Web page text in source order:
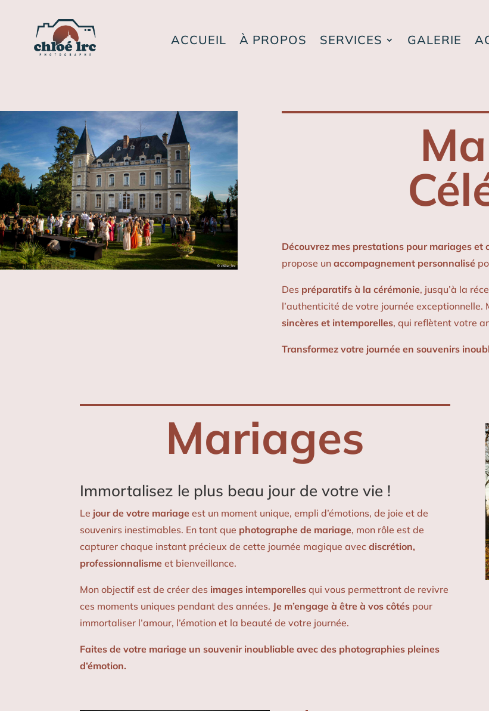
ACCUEIL À PROPOS SERVICES GALERIE
Découvrez mes prestations pour mariages et
propose un accompagnement personnalisé
Des préparatifs à la cérémonie, jusqu’à la
l’authenticité de votre journée exceptionnelle.
sincères et intemporelles, qui reflètent votre
Transformez votre journée en souvenirs
Mariages
Immortalisez le plus beau jour de votre vie !
Le jour de votre mariage est un moment unique, empli d’émotions, de joie et de
souvenirs inestimables. En tant que photographe de mariage, mon rôle est de
capturer chaque instant précieux de cette journée magique avecdiscrétion,
professionnalisme et bienveillance.
Mon objectif est de créer des images intemporelles qui vous permettront de revivre
ces moments uniques pendant des années. Je m’engage à être à vos côtés pour
immortaliser l’amour, l’émotion et la beauté de votre journée.
Faites de votre mariage un souvenir inoubliable avec des photographies pleines
d’émotion.